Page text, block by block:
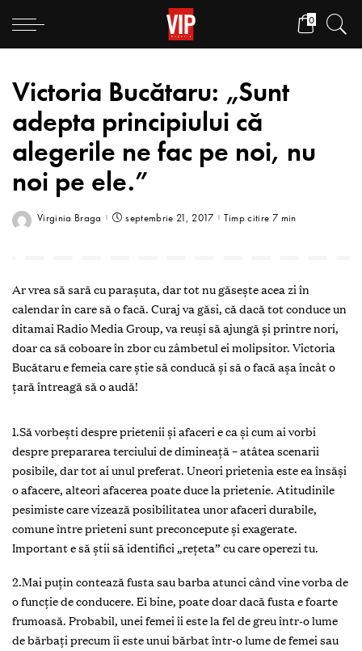
0
Victoria Bucătaru: „Sunt
adepta principiului că
alegerile ne fac pe noi, nu
noi pe ele.”
Virginia Braga septembrie 21, 2017 Timp citire 7 min
Ar vrea să sară cu parașuta, dar tot nu găsește acea zi în
calendar în care să o facă. Curaj va găsi, că dacă tot conduce un
ditamai Radio Media Group, va reuși să ajungă și printre nori,
doar ca să coboare în zbor cu zâmbetul ei molipsitor. Victoria
Bucătaru e femeia care știe să conducă și să o facă așa încât o
țară întreagă să o audă!
1.Să vorbeşti despre prietenii şi afaceri e ca şi cum ai vorbi
despre prepararea terciului de dimineaţă – atâtea scenarii
posibile, dar tot ai unul preferat. Uneori prietenia este ea însăşi
o afacere, alteori afacerea poate duce la prietenie. Atitudinile
pesimiste care vizează posibilitatea unor afaceri durabile,
comune între prieteni sunt preconcepute și exagerate.
Important e să ştii să identifici „reţeta” cu care operezi tu.
2.Mai puţin contează fusta sau barba atunci când vine vorba de
o funcție de conducere. Ei bine, poate doar dacă fusta e foarte
frumoasă. Probabil, unei femei îi este la fel de greu într-o lume
de bărbați precum îi este unui bărbat într-o lume de femei sau